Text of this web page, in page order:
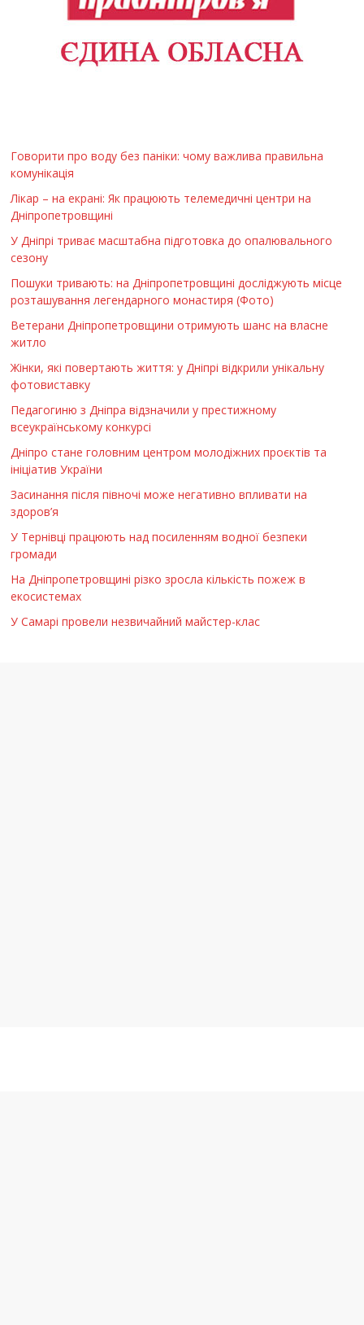
Говорити про воду без паніки: чому важлива правильна
комунікація
Лікар – на екрані: Як працюють телемедичні центри на
Дніпропетровщині
У Дніпрі триває масштабна підготовка до опалювального
сезону
Пошуки тривають: на Дніпропетровщині досліджують місце
розташування легендарного монастиря (Фото)
Ветерани Дніпропетровщини отримують шанс на власне
житло
Жінки, які повертають життя: у Дніпрі відкрили унікальну
фотовиставку
Педагогиню з Дніпра відзначили у престижному
всеукраїнському конкурсі
Дніпро стане головним центром молодіжних проєктів та
ініціатив України
Засинання після півночі може негативно впливати на
здоров’я
У Тернівці працюють над посиленням водної безпеки
громади
На Дніпропетровщині різко зросла кількість пожеж в
екосистемах
У Самарі провели незвичайний майстер-клас